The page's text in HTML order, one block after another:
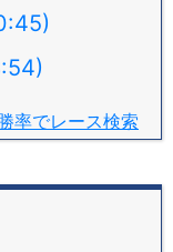
率でレース検索